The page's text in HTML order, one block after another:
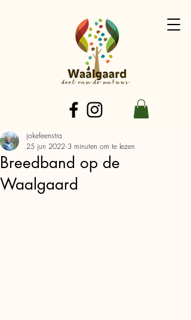
Breedband op de
Waalgaard
jokefeenstra
25 jun 2022 3 minuten om te lezen